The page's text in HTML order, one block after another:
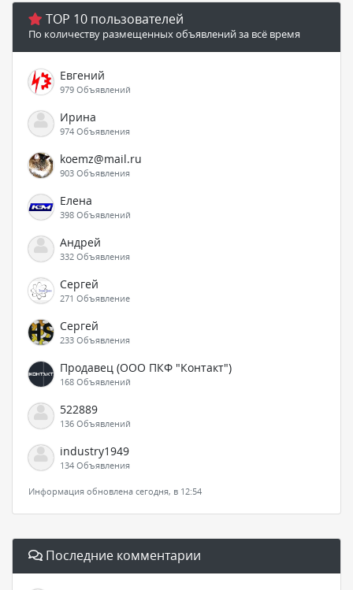
TOP 10 пользователей
По количеству размещенных объявлений за всё время
Евгений
979 Объявлений
Ирина
974 Объявления
koemz@mail.ru
903 Объявления
Елена
398 Объявлений
Андрей
332 Объявления
Сергей
271 Объявление
Сергей
233 Объявления
Продавец (ООО ПКФ "Контакт")
168 Объявлений
522889
136 Объявлений
industry1949
134 Объявления
Информация обновлена сегодня, в 12:54
Последние комментарии